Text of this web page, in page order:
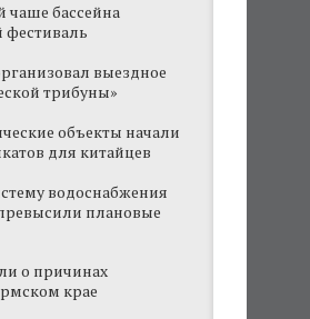
активности
состояния
чаше бассейна
фестиваль
выездное
трибуны»
объекты начали
для китайцев
водоснабжения
плановые
о причинах
крае